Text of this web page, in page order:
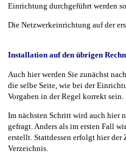
Einrichtung durchgeführt werden
Die Netzwerkeinrichtung auf der
Installation auf den übrigen
Auch hier werden Sie zunächst
die selbe Seite, wie bei der
Vorgaben in der Regel korrekt sein.
Im nächsten Schritt wird auch hier
gefragt. Anders als im ersten Fall
erstellt. Stattdessen erfolgt hier
Verzeichnis.